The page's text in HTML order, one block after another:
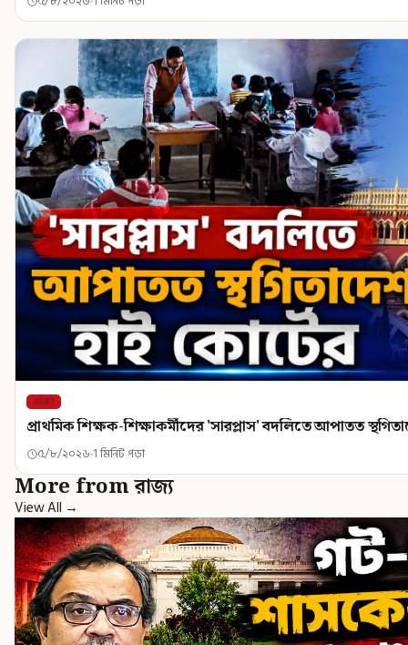
রাজ্য
প্রাথমিক শিক্ষক-শিক্ষাকর্মীদের 'সারপ্লাস' বদলিতে আপাতত
৫/৮/২০২৬ 1 মিনিট পড়া
More from রাজ্য
View All →